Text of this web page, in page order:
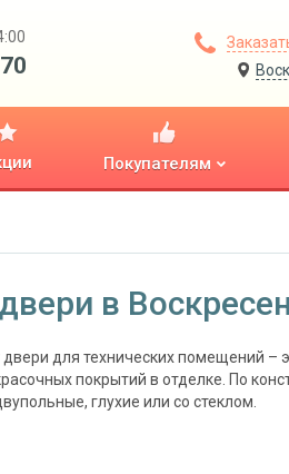
Покупателям
в
для технических помещений –
покрытий в отделке. По
глухие или со стеклом.